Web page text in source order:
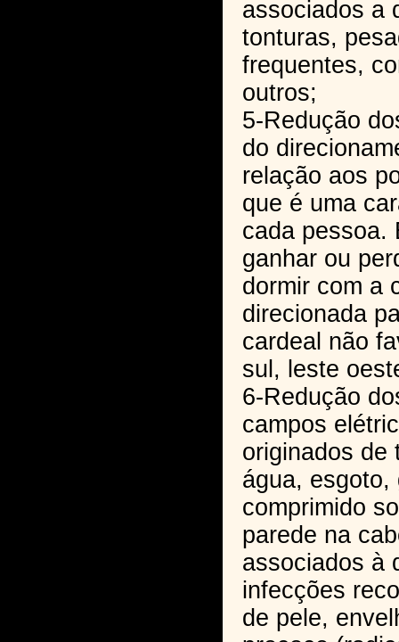
associados a
tonturas,
frequentes,
outros;
5-Redução
do
relação aos
que é uma
cada pessoa.
ganhar ou
dormir com a
direcionada
cardeal não
sul, leste
6-Redução
campos
originados de
água, esgoto,
comprimido
parede na
associados à
infecções
de pele,